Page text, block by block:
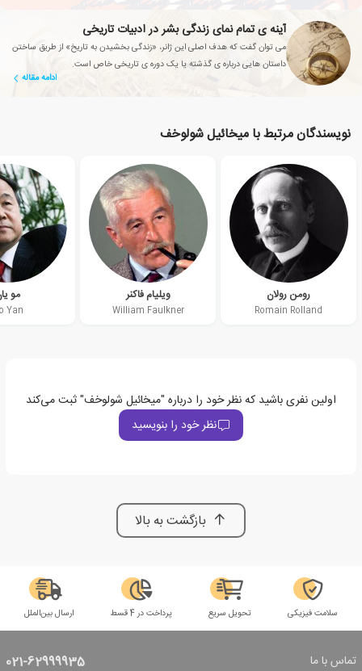
آینه ی تمام نمای زندگی بشر در ادبیات تاریخی
می توان گفت که هدف اصلی این ژانر، «زندگی بخشیدن به تاریخ» از طریق ساختن
داستان هایی درباره ی گذشته یا یک دوره ی تاریخی خاص است.
ادامه مقاله
نویسندگان مرتبط با میخائیل شولوخف
رومن رولان
Romain Rolland
ویلیام فاکنر
William Faulkner
مو
Yan
اولین نفری باشید که نظر خود را درباره "میخائیل شولوخف" ثبت می‌کند
نظر خود را بنویسید
بازگشت به بالا
سلامت فیزیکی تحویل سریع پرداخت در 4 قسط ارسال بین‌الملل
تماس با ما 021-62999935